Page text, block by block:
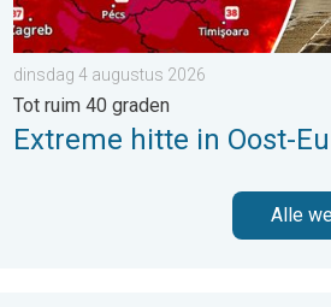
dinsdag 4 augustus 2026
Tot ruim 40 graden
Extreme hitte in Oost-
Alle